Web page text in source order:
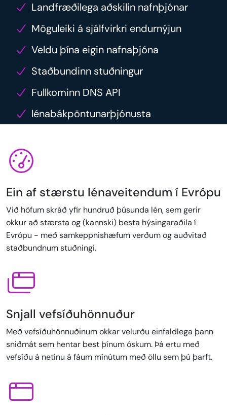
Landfræðilega aðskilin nafnþjónar
Möguleiki á sjálfvirkri endurnýjun
Veldu þína eigin nafnaþjóna
Staðbundinn stuðningur
Fullkominn DNS API
lénabákpöntunarþjónusta
Ein af stærstu lénaveitendum í Evrópu
Við höfum skráð yfir hundruð þúsunda lén, sem gerir
okkur að stærsta og (kannski) besta hýsingaraðila í
Evrópu - með samkeppnishæfum verðum og auðvitað
staðbundnum stuðningi.
Snjall vefsíðuhönnuður
Með vefsíðuhönnuðinum okkar velurðu einfaldlega þann
sniðmát sem hentar best þínum óskum. Þá ertu með
vefsíðu á netinu á fáum mínútum með öllu sem þú þarft.